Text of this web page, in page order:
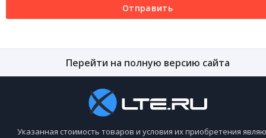
Отправить
Перейти на полную версию сайта
Указанная стоимость товаров и условия их приобретения